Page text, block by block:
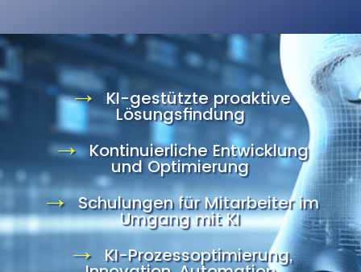
→KI-gestützte proaktive
Lösungsfindung
→Kontinuierliche Entwicklung
und Optimierung
→Schulungen für Mitarbeiter im
Umgang mit KI
→ KI-Prozessoptimierung,